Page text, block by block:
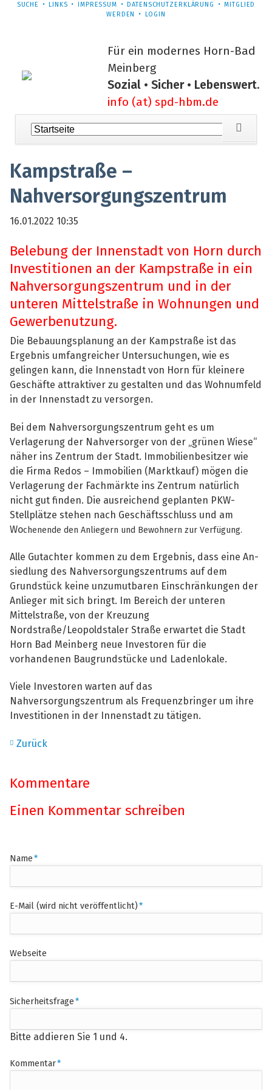
NAVIGATION
SUCHE LINKS IMPRESSUM DATENSCHUTZERKLÄRUNG
MITGLIED
WERDEN
LOGIN
Für ein modernes Horn-Bad
Meinberg
Sozial • Sicher • Lebenswert.
info (at) spd-hbm.de
Navigation
überspringen
Kampstraße –
Nahversorgungszentrum
16.01.2022 10:35
Belebung der Innenstadt von Horn durch
Investitionen an der Kampstraße in ein
Nahversorgungszentrum und in der
unteren Mittelstraße in Wohnungen und
Gewerbenutzung.
Die Bebauungsplanung an der Kampstraße ist das
Ergebnis umfangreicher Untersuchungen, wie es
gelingen kann, die Innenstadt von Horn für kleinere
Geschäfte attraktiver zu gestalten und das Wohnumfeld
in der Innenstadt zu versorgen.
Bei dem Nahversorgungszentrum geht es um
Verlagerung der Nahversorger von der „grünen Wiese“
näher ins Zentrum der Stadt. Immobilienbesitzer wie
die Firma Redos – Immobilien (Marktkauf) mögen die
Verlagerung der Fachmärkte ins Zentrum natürlich
nicht gut finden. Die ausreichend geplanten PKW-
Stellplätze stehen nach Geschäftsschluss und am
Wochenende den Anliegern und Bewohnern zur Verfügung.
Alle Gutachter kommen zu dem Ergebnis, dass eine An-
siedlung des Nahversorgungszentrums auf dem
Grundstück keine unzumutbaren Einschränkungen der
Anlieger mit sich bringt. Im Bereich der unteren
Mittelstraße, von der Kreuzung
Nordstraße/Leopoldstaler Straße erwartet die Stadt
Horn Bad Meinberg neue Investoren für die
vorhandenen Baugrundstücke und Ladenlokale.
Viele Investoren warten auf das
Nahversorgungszentrum als Frequenzbringer um ihre
Investitionen in der Innenstadt zu tätigen.
Zurück
Kommentare
Einen Kommentar schreiben
Pflichtfeld
Name*
Pflichtfeld
E-Mail (wird nicht veröffentlicht)*
Webseite
Pflichtfeld
Sicherheitsfrage*
Bitte addieren Sie 1 und 4.
Pflichtfeld
Kommentar*